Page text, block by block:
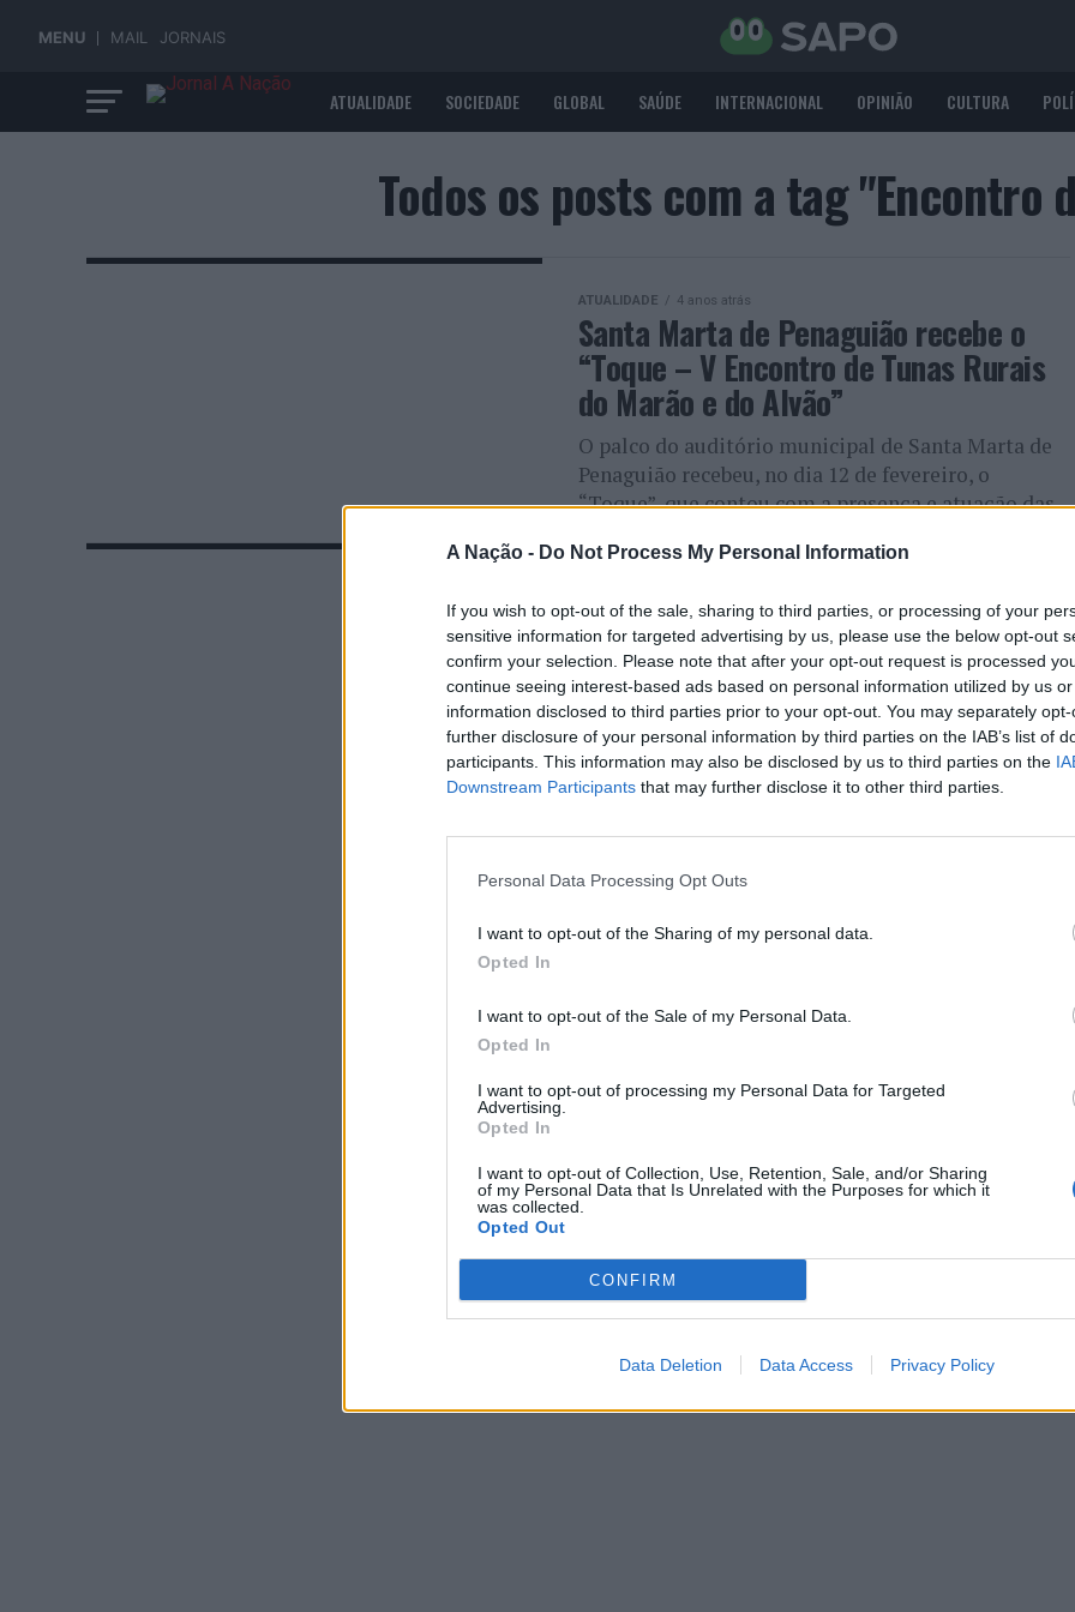
A Nação - Do Not Process My Personal Information
If you wish to opt-out of the sale, sharing to third parties, or processing of your
sensitive information for targeted advertising by us, please use the below opt-out
confirm your selection. Please note that after your opt-out request is processed
continue seeing interest-based ads based on personal information utilized by us
information disclosed to third parties prior to your opt-out. You may separately
further disclosure of your personal information by third parties on the IAB’s list of
participants. This information may also be disclosed by us to third parties on the
Downstream Participants that may further disclose it to other third parties.
Personal Data Processing Opt Outs
I want to opt-out of the Sharing of my personal data.
Opted In
I want to opt-out of the Sale of my Personal Data.
Opted In
I want to opt-out of processing my Personal Data for Targeted
Advertising.
Opted In
I want to opt-out of Collection, Use, Retention, Sale, and/or Sharing
of my Personal Data that Is Unrelated with the Purposes for which it
was collected.
Opted Out
CONFIRM
Data Deletion Data Access Privacy Policy
MENU MAIL JORNAIS
ATUALIDADE SOCIEDADE GLOBAL SAÚDE INTERNACIONAL OPINIÃO CULTURA
Todos os posts com a tag "Encontro
ATUALIDADE 4 anos atrás
Santa Marta de Penaguião recebe o
“Toque – V Encontro de Tunas Rurais
do Marão e do Alvão”
O palco do auditório municipal de Santa Marta de
Penaguião recebeu, no dia 12 de fevereiro, o
“Toque”, que contou com a presença e atuação das...
Santa Marta de Penaguião recebe V
Encontro de Tunas Rurais do Marão e
do Alvão
O palco do Auditório Municipal de Santa Marta de
Penaguião recebe, no próximo dia 12 de fevereiro,
pelas 16h00, o “Toque – V Encontro de Tunas...